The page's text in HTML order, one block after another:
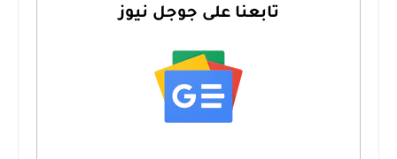
تابعنا على جوجل نيوز